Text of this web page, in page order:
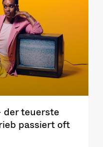
der teuerste
passiert oft